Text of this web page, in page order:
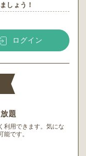
しょう！
ログイン
題
用できます。 気にな
です。